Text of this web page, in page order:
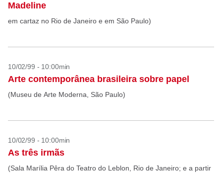
Madeline
em cartaz no Rio de Janeiro e em São Paulo)
10/02/99 - 10:00min
Arte contemporânea brasileira sobre papel
(Museu de Arte Moderna, São Paulo)
10/02/99 - 10:00min
As três irmãs
(Sala Marília Pêra do Teatro do Leblon, Rio de Janeiro; e a partir